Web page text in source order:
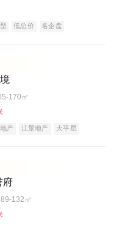
低总价 名企盘
170㎡
产 江景地产 大平层
府
132㎡